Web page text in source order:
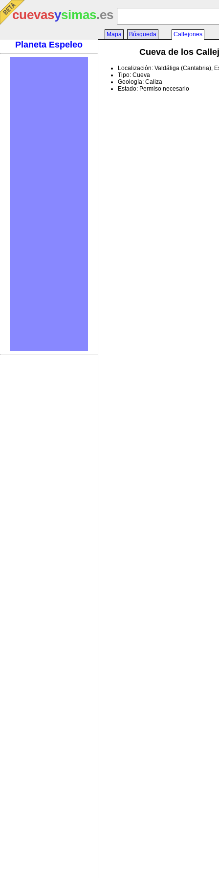
cuevasysimas.es
Planeta Espeleo
Mapa Búsqueda Callejones
Cueva de los
Localización: Valdáliga (Cantabria),
Tipo: Cueva
Geología: Caliza
Estado: Permiso necesario